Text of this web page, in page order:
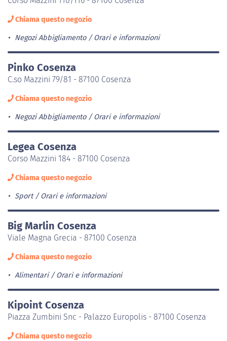
Chiama questo negozio
Negozi Abbigliamento Orari e informazioni
Pinko Cosenza
C.so Mazzini 79/81 - 87100 Cosenza
Chiama questo negozio
Negozi Abbigliamento Orari e informazioni
Legea Cosenza
Corso Mazzini 184 - 87100 Cosenza
Chiama questo negozio
Sport Orari e informazioni
Big Marlin Cosenza
Viale Magna Grecia - 87100 Cosenza
Chiama questo negozio
Alimentari Orari e informazioni
Kipoint Cosenza
Piazza Zumbini Snc - Palazzo Europolis - 87100 Cosenza
Chiama questo negozio